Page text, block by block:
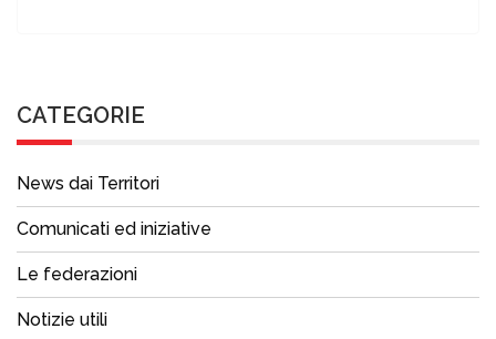
CATEGORIE
News dai Territori
Comunicati ed iniziative
Le federazioni
Notizie utili